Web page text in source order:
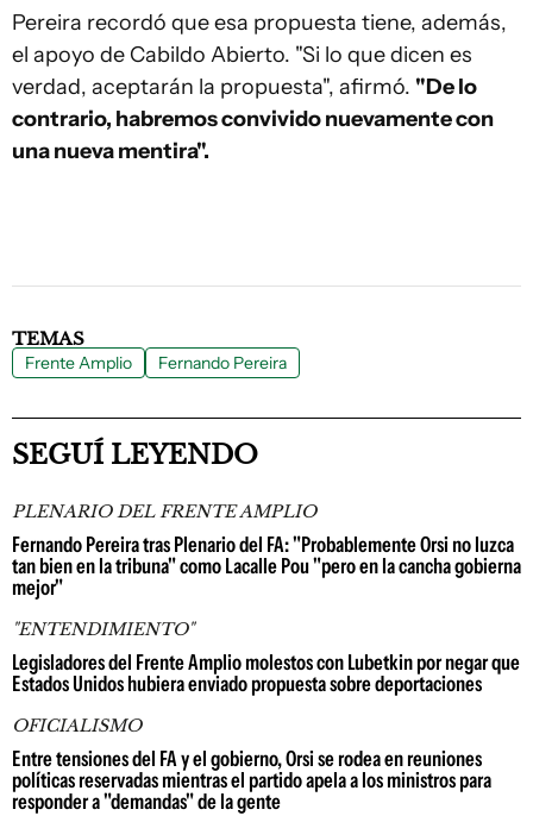
Pereira recordó que esa propuesta tiene, además,
el apoyo de Cabildo Abierto. "Si lo que dicen es
verdad, aceptarán la propuesta", afirmó. "De lo
contrario, habremos convivido nuevamente con
una nueva mentira".
TEMAS
Frente Amplio Fernando Pereira
SEGUÍ LEYENDO
PLENARIO DEL FRENTE AMPLIO
Fernando Pereira tras Plenario del FA: "Probablemente Orsi no luzca
tan bien en la tribuna" como Lacalle Pou "pero en la cancha gobierna
mejor"
"ENTENDIMIENTO"
Legisladores del Frente Amplio molestos con Lubetkin por negar que
Estados Unidos hubiera enviado propuesta sobre deportaciones
OFICIALISMO
Entre tensiones del FA y el gobierno, Orsi se rodea en reuniones
políticas reservadas mientras el partido apela a los ministros para
responder a "demandas" de la gente